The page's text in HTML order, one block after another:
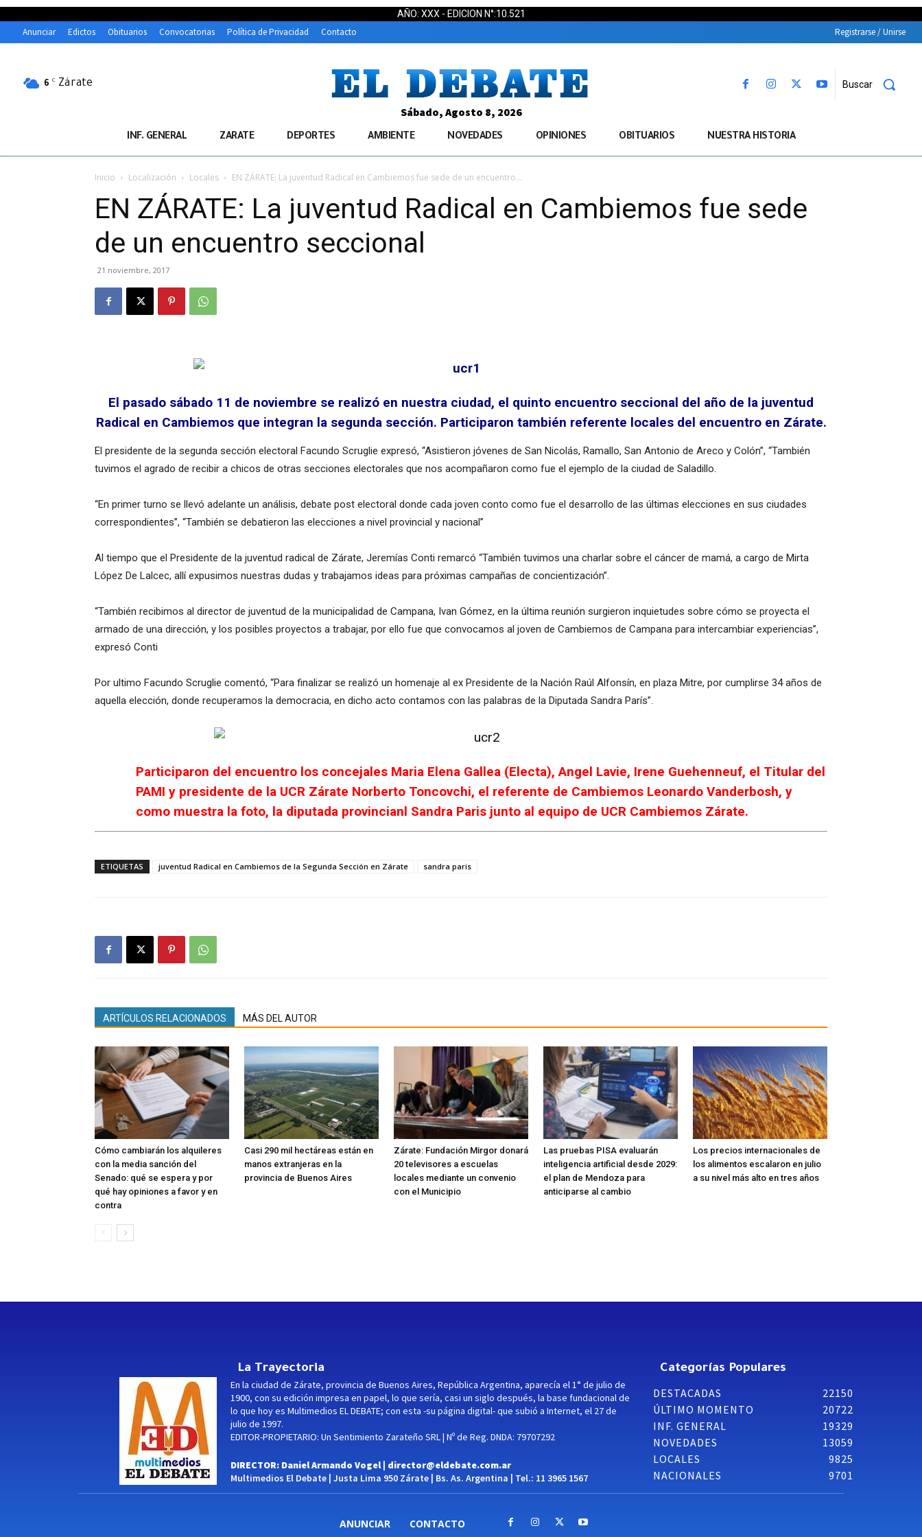
AÑO: XXX - EDICION N°:10.521
Anunciar Edictos Obituarios Convocatorias Política de Privacidad Contacto Registrarse / Unirse
6 C Zárate Buscar
Sábado, Agosto 8, 2026
INF. GENERAL ZARATE DEPORTES AMBIENTE NOVEDADES OPINIONES OBITUARIOS NUESTRA HISTORIA
Inicio Localización Locales EN ZÁRATE: La juventud Radical en Cambiemos fue sede de un encuentro...
EN ZÁRATE: La juventud Radical en Cambiemos fue sede
de un encuentro seccional
21 noviembre, 2017
El pasado sábado 11 de noviembre se realizó en nuestra ciudad, el quinto encuentro seccional del año de la juventud
Radical en Cambiemos que integran la segunda sección. Participaron también referente locales del encuentro en Zárate.
El presidente de la segunda sección electoral Facundo Scruglie expresó, “Asistieron jóvenes de San Nicolás, Ramallo, San Antonio de Areco y Colón”, “También
tuvimos el agrado de recibir a chicos de otras secciones electorales que nos acompañaron como fue el ejemplo de la ciudad de Saladillo.
“En primer turno se llevó adelante un análisis, debate post electoral donde cada joven conto como fue el desarrollo de las últimas elecciones en sus ciudades
correspondientes”, “También se debatieron las elecciones a nivel provincial y nacional”
Al tiempo que el Presidente de la juventud radical de Zárate, Jeremías Conti remarcó “También tuvimos una charlar sobre el cáncer de mamá, a cargo de Mirta
López De Lalcec, allí expusimos nuestras dudas y trabajamos ideas para próximas campañas de concientización”.
“También recibimos al director de juventud de la municipalidad de Campana, Ivan Gómez, en la última reunión surgieron inquietudes sobre cómo se proyecta el
armado de una dirección, y los posibles proyectos a trabajar, por ello fue que convocamos al joven de Cambiemos de Campana para intercambiar experiencias”,
expresó Conti
Por ultimo Facundo Scruglie comentó, “Para finalizar se realizó un homenaje al ex Presidente de la Nación Raúl Alfonsín, en plaza Mitre, por cumplirse 34 años de
aquella elección, donde recuperamos la democracia, en dicho acto contamos con las palabras de la Diputada Sandra París”.
Participaron del encuentro los concejales Maria Elena Gallea (Electa), Angel Lavie, Irene Guehenneuf, el Titular del
PAMI y presidente de la UCR Zárate Norberto Toncovchi, el referente de Cambiemos Leonardo Vanderbosh, y
como muestra la foto, la diputada provincianl Sandra Paris junto al equipo de UCR Cambiemos Zárate.
ETIQUETAS juventud Radical en Cambiemos de la Segunda Sección en Zárate sandra paris
ARTÍCULOS RELACIONADOS MÁS DEL AUTOR
Cómo cambiarán los alquileres
con la media sanción del
Senado: qué se espera y por
qué hay opiniones a favor y en
contra
Casi 290 mil hectáreas están en
manos extranjeras en la
provincia de Buenos Aires
Zárate: Fundación Mirgor donará
20 televisores a escuelas
locales mediante un convenio
con el Municipio
Las pruebas PISA evaluarán
inteligencia artificial desde 2029:
el plan de Mendoza para
anticiparse al cambio
Los precios internacionales de
los alimentos escalaron en julio
a su nivel más alto en tres años
La Trayectoria
En la ciudad de Zárate, provincia de Buenos Aires, República Argentina, aparecía el 1° de julio de
1900, con su edición impresa en papel, lo que sería, casi un siglo después, la base fundacional de
lo que hoy es Multimedios EL DEBATE; con esta -su página digital- que subió a Internet, el 27 de
julio de 1997.
EDITOR-PROPIETARIO: Un Sentimiento Zarateño SRL | Nº de Reg. DNDA: 79707292
DIRECTOR: Daniel Armando Vogel | director@eldebate.com.ar
Multimedios El Debate | Justa Lima 950 Zárate | Bs. As. Argentina | Tel.: 11 3965 1567
Categorías Populares
DESTACADAS
22150
ÚLTIMO MOMENTO
20722
INF. GENERAL
19329
NOVEDADES
13059
LOCALES
9825
NACIONALES
9701
ANUNCIAR CONTACTO